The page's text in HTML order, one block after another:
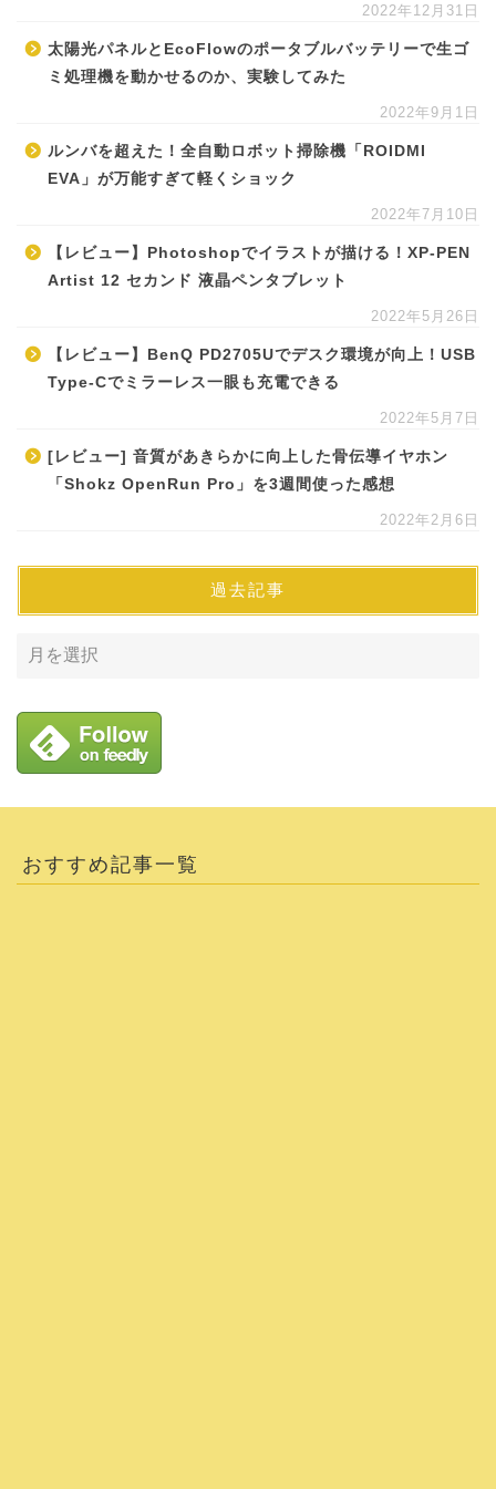
2022年12月31日
太陽光パネルとEcoFlowのポータブルバッテリーで生ゴ
ミ処理機を動かせるのか、実験してみた
2022年9月1日
ルンバを超えた！全自動ロボット掃除機「ROIDMI
EVA」が万能すぎて軽くショック
2022年7月10日
【レビュー】Photoshopでイラストが描ける！XP-PEN
Artist 12 セカンド 液晶ペンタブレット
2022年5月26日
【レビュー】BenQ PD2705Uでデスク環境が向上！USB
Type-Cでミラーレス一眼も充電できる
2022年5月7日
[レビュー] 音質があきらかに向上した骨伝導イヤホン
「Shokz OpenRun Pro」を3週間使った感想
2022年2月6日
過去記事
おすすめ記事一覧